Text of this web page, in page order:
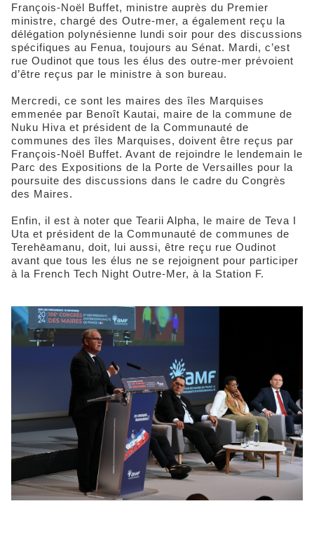
François-Noël Buffet, ministre auprès du Premier
ministre, chargé des Outre-mer, a également reçu la
délégation polynésienne lundi soir pour des discussions
spécifiques au Fenua, toujours au Sénat. Mardi, c’est
rue Oudinot que tous les élus des outre-mer prévoient
d’être reçus par le ministre à son bureau.
Mercredi, ce sont les maires des îles Marquises
emmenée par Benoît Kautai, maire de la commune de
Nuku Hiva et président de la Communauté de
communes des îles Marquises, doivent être reçus par
François-Noël Buffet. Avant de rejoindre le lendemain le
Parc des Expositions de la Porte de Versailles pour la
poursuite des discussions dans le cadre du Congrès
des Maires.
Enfin, il est à noter que Tearii Alpha, le maire de Teva I
Uta et président de la Communauté de communes de
Terehēamanu, doit, lui aussi, être reçu rue Oudinot
avant que tous les élus ne se rejoignent pour participer
à la French Tech Night Outre-Mer, à la Station F.